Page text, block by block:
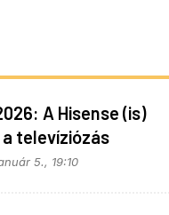
A Hisense (is)
televíziózás
5., 19:10